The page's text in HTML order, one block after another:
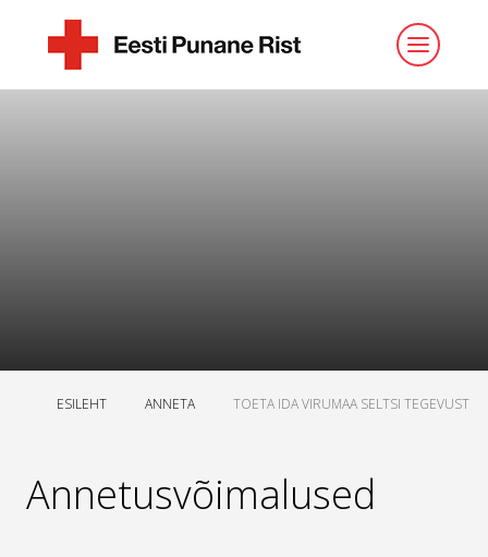
ESILEHT ANNETA TOETA IDA VIRUMAA SELTSI TEGEVUST
Annetusvõimalused